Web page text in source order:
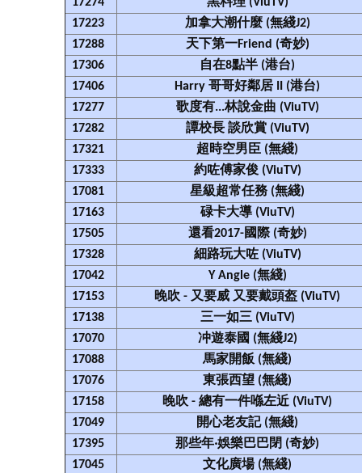
17223
加拿大潮什麼 (無綫J2)
17288
天下第一Friend (奇妙)
17306
自在8點半 (港台)
17406
Harry 哥哥好鄰居 II (港台)
17277
歌度有...林說金曲 (ViuTV)
17282
譚校長 談欣賞 (ViuTV)
17321
超時空男臣 (無綫)
17333
約咗傅家俊 (ViuTV)
17081
星級超常任務 (無綫)
17163
碌卡大導 (ViuTV)
17505
還看2017-國際 (奇妙)
17328
細路玩大咗 (ViuTV)
17042
Y Angle (無綫)
17153
晚吹 - 又要威 又要戴頭盔 (ViuTV)
17138
三一如三 (ViuTV)
17070
冲遊泰國 (無綫J2)
17088
馬家開飯 (無綫)
17076
東張西望 (無綫)
17158
晚吹 - 總有一件喺左近 (ViuTV)
17049
開心老友記 (無綫)
17395
那些年‧娛樂巴巴閉 (奇妙)
17045
文化廣場 (無綫)